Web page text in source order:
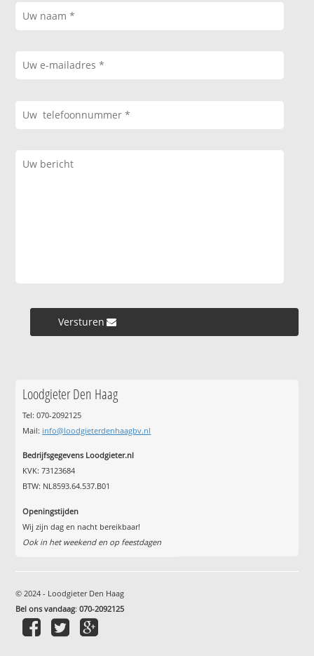
Versturen »
Loodgieter Den Haag
Tel: 070-2092125
Mail: info@loodgieterdenhaagbv.nl
Bedrijfsgegevens Loodgieter.nl
KVK: 73123684
BTW: NL8593.64.537.B01
Openingstijden
Wij zijn dag en nacht bereikbaar!
Ook in het weekend en op feestdagen
© 2024 - Loodgieter Den Haag
Bel ons vandaag:070-2092125